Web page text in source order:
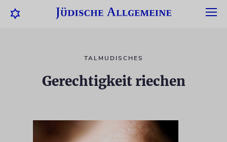
TALMUDISCHES
Gerechtigkeit riechen